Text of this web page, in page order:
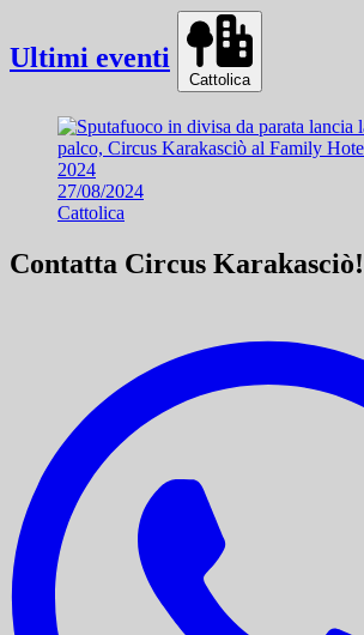
Ultimi eventi
Cattolica
27/08/2024
Cattolica
Contatta Circus Karakasciò!